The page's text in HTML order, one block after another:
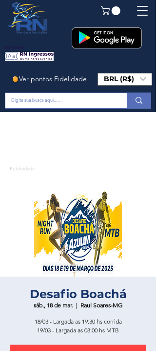
Em Breve!
Ver pontos Fidelidade BRL (R$)
Publicidade
Desafio Boachá
sáb., 18 de mar.
  |
Raul Soares-MG
18/03 - Largada as 19:30 hs corrida
19/03 - Largada as 08:00 hs MTB